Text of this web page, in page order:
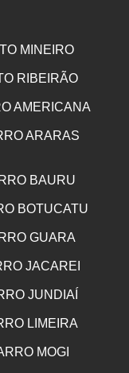
MINEIRO
RIBEIRÃO
AMERICANA
ARARAS
BAURU
BOTUCATU
GUARA
JACAREI
JUNDIAÍ
LIMEIRA
MOGI